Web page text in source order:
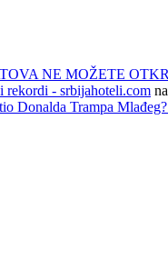
NE MOŽETE
rekordi - srbijahoteli.com na
Donalda Trampa